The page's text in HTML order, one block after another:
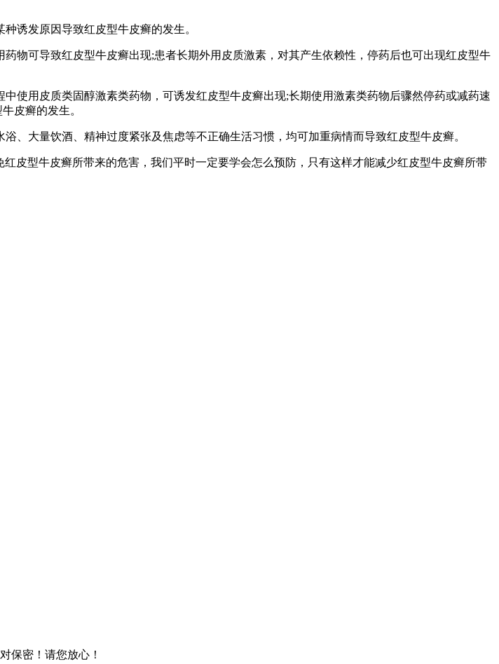
诱发原因导致红皮型牛皮癣的发生。
物可导致红皮型牛皮癣出现;患者长期外用皮质激素，对其产生依赖性，停药后也可出现红皮型牛
使用皮质类固醇激素类药物，可诱发红皮型牛皮癣出现;长期使用激素类药物后骤然停药或减药速
皮癣的发生。
、大量饮酒、精神过度紧张及焦虑等不正确生活习惯，均可加重病情而导致红皮型牛皮癣。
皮型牛皮癣所带来的危害，我们平时一定要学会怎么预防，只有这样才能减少红皮型牛皮癣所带
保密！请您放心！